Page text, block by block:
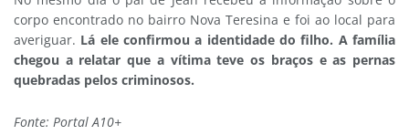
corpo encontrado no bairro Nova Teresina e foi ao local para
averiguar. Lá ele confirmou a identidade do filho. A família
chegou a relatar que a vítima teve os braços e as pernas
quebradas pelos criminosos.
Fonte: Portal A10+